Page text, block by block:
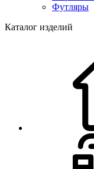
Футляры
Каталог изделий